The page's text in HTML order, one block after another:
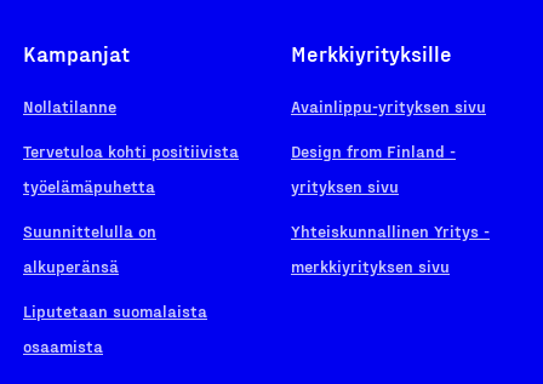
Kampanjat
Nollatilanne
Tervetuloa kohti positiivista
työelämäpuhetta
Suunnittelulla on
alkuperänsä
Liputetaan suomalaista
osaamista
Merkkiyrityksille
Avainlippu-yrityksen sivu
Design from Finland -
yrityksen sivu
Yhteiskunnallinen Yritys -
merkkiyrityksen sivu